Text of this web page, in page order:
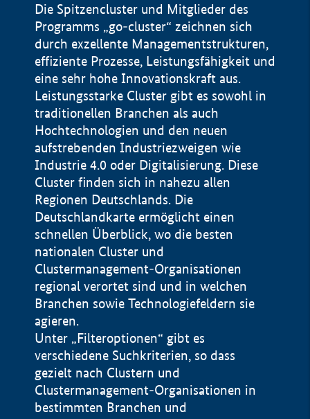
Die Spitzencluster und Mitglieder des
Programms „go-cluster“ zeichnen sich
durch exzellente Managementstrukturen,
effiziente Prozesse, Leistungsfähigkeit und
eine sehr hohe Innovationskraft aus.
Leistungsstarke Cluster gibt es sowohl in
traditionellen Branchen als auch
Hochtechnologien und den neuen
aufstrebenden Industriezweigen wie
Industrie 4.0 oder Digitalisierung. Diese
Cluster finden sich in nahezu allen
Regionen Deutschlands. Die
Deutschlandkarte ermöglicht einen
schnellen Überblick, wo die besten
nationalen Cluster und
Clustermanagement-Organisationen
regional verortet sind und in welchen
Branchen sowie Technologiefeldern sie
agieren.
Unter „Filteroptionen“ gibt es
verschiedene Suchkriterien, so dass
gezielt nach Clustern und
Clustermanagement-Organisationen in
bestimmten Branchen und
Impressum
Datenschutzerklärung
BMWE, 2026 ©
100 km © Geobasis-DE / BKG 2015